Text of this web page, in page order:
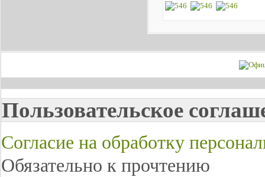
Пользовательское
Согласие на обработку
Обязательно к прочтению